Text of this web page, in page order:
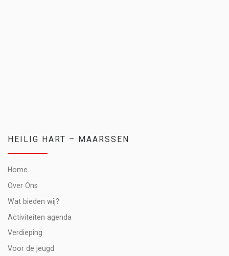
HEILIG HART – MAARSSEN
Home
Over Ons
Wat bieden wij?
Activiteiten agenda
Verdieping
Voor de jeugd